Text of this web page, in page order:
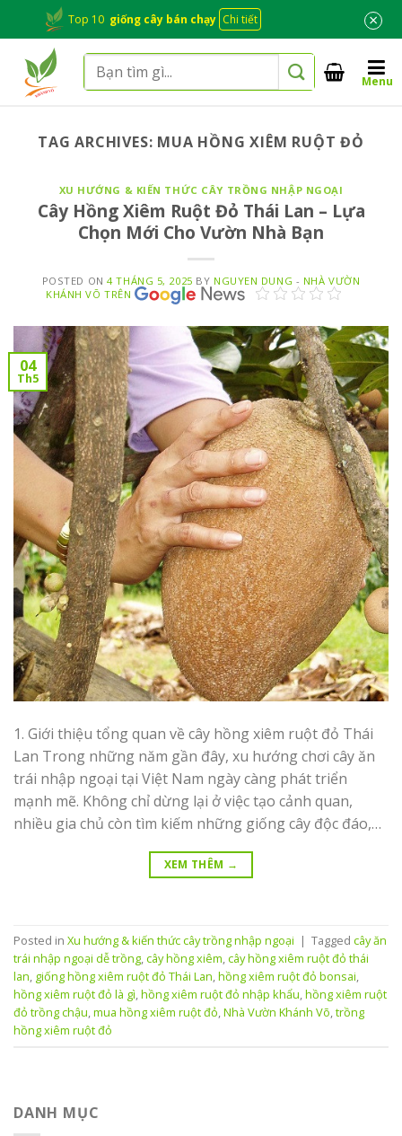
content
Top 10 giống cây bán chạy Chi tiết ×
Tìm
kiếm:
Menu
TAG ARCHIVES: MUA HỒNG XIÊM RUỘT ĐỎ
XU HƯỚNG & KIẾN THỨC CÂY TRỒNG NHẬP NGOẠI
Cây Hồng Xiêm Ruột Đỏ Thái Lan – Lựa
Chọn Mới Cho Vườn Nhà Bạn
POSTED ON4 THÁNG 5, 2025 BY NGUYEN DUNG - NHÀ VƯỜN
KHÁNH VÕ TRÊN
04
Th5
1. Giới thiệu tổng quan về cây hồng xiêm ruột đỏ Thái
Lan Trong những năm gần đây, xu hướng chơi cây ăn
trái nhập ngoại tại Việt Nam ngày càng phát triển
mạnh mẽ. Không chỉ dừng lại ở việc tạo cảnh quan,
nhiều gia chủ còn tìm kiếm những giống cây độc đáo,…
XEM THÊM →
Posted in Xu hướng & kiến thức cây trồng nhập ngoại | Tagged cây ăn
trái nhập ngoại dễ trồng,cây hồng xiêm,cây hồng xiêm ruột đỏ thái
lan, giống hồng xiêm ruột đỏ Thái Lan,hồng xiêm ruột đỏ bonsai,
hồng xiêm ruột đỏ là gì,hồng xiêm ruột đỏ nhập khẩu,hồng xiêm ruột
đỏ trồng chậu,mua hồng xiêm ruột đỏ,Nhà Vườn Khánh Võ,trồng
hồng xiêm ruột đỏ
DANH MỤC